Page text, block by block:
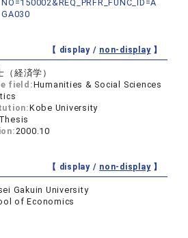
NO=150002&REQ_PRFR_FUNC_ID=A
GA030
【 display / non-display】
（経済学）
field:Humanities & Social Sciences
Kobe University
Thesis
2000.10
【 display / non-display】
Gakuin University
of Economics